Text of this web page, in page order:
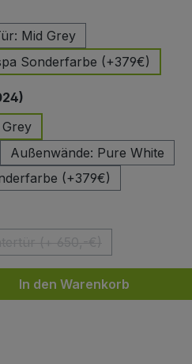
Mid Grey
Sonderfarbe (+379€)
Außenwände: Pure White
(+379€)
den gewünschten
In den Warenkorb